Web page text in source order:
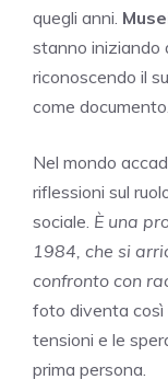
quegli anni.
stanno iniziando
riconoscendo il
come documento.
Nel mondo
riflessioni sul
sociale. È una
1984, che si
confronto con
foto diventa così
tensioni e le
prima persona.